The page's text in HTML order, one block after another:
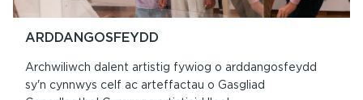
ARDDANGOSFEYDD
Archwiliwch dalent artistig fywiog o arddangosfeydd
sy'n cynnwys celf ac arteffactau o Gasgliad